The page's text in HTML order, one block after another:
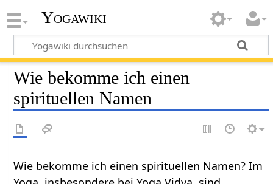
Yogawiki
Wie bekomme ich einen
spirituellen Namen
Wie bekomme ich einen spirituellen Namen? Im